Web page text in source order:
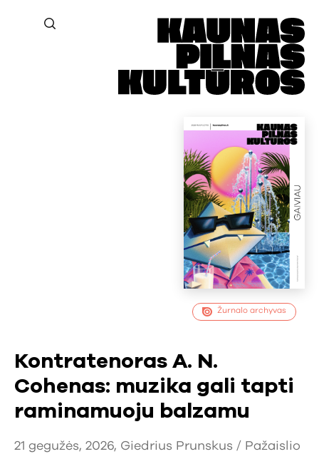
Žurnalo archyvas
Kontratenoras A. N.
Cohenas: muzika gali tapti
raminamuoju balzamu
21 gegužės, 2026, Giedrius Prunskus / Pažaislio